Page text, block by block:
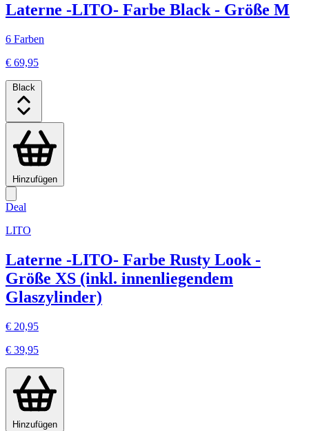
Laterne -LITO- Farbe Black - Größe M
6 Farben
€ 69,95
Black
Hinzufügen
Deal
LITO
Laterne -LITO- Farbe Rusty Look -
Größe XS (inkl. innenliegendem
Glaszylinder)
€ 20,95
€ 39,95
Hinzufügen